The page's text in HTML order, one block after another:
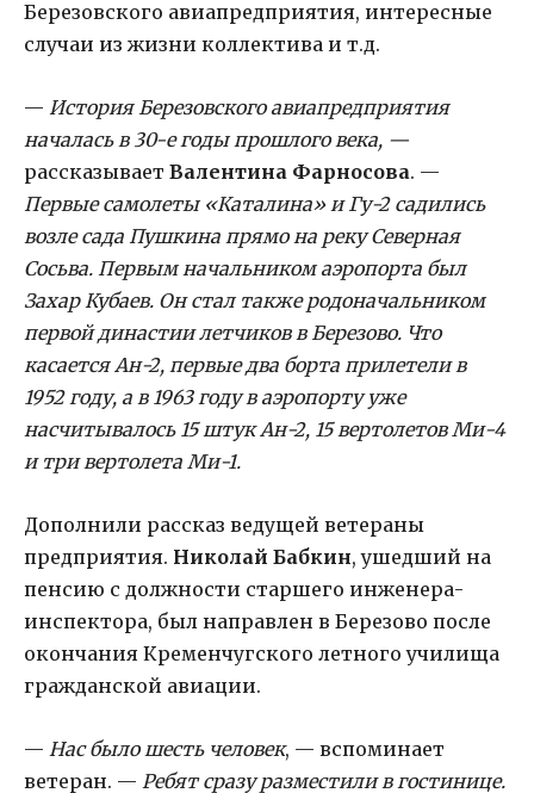
Березовского авиапредприятия, интересные
случаи из жизни коллектива и т.д.
— История Березовского авиапредприятия
началась в 30-е годы прошлого века, —
рассказывает Валентина Фарносова. —
Первые самолеты «Каталина» и Гу-2 садились
возле сада Пушкина прямо на реку Северная
Сосьва. Первым начальником аэропорта был
Захар Кубаев. Он стал также родоначальником
первой династии летчиков в Березово. Что
касается Ан-2, первые два борта прилетели в
1952 году, а в 1963 году в аэропорту уже
насчитывалось 15 штук Ан-2, 15 вертолетов Ми-4
и три вертолета Ми-1.
Дополнили рассказ ведущей ветераны
предприятия. Николай Бабкин, ушедший на
пенсию с должности старшего инженера-
инспектора, был направлен в Березово после
окончания Кременчугского летного училища
гражданской авиации.
— Нас было шесть человек, — вспоминает
ветеран. — Ребят сразу разместили в гостинице.